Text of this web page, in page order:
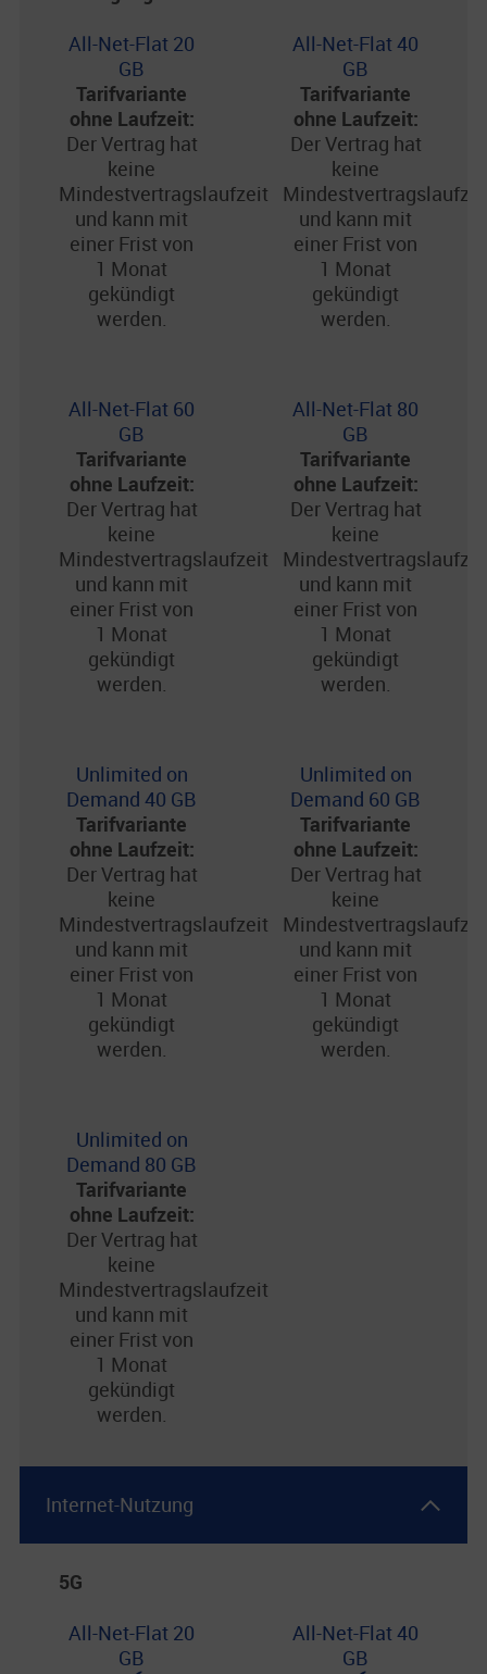
All-Net-Flat 20
GB
Tarifvariante
ohne Laufzeit:
Der Vertrag hat
keine
Mindestvertragslaufzeit
und kann mit
einer Frist von
1 Monat
gekündigt
werden.
All-Net-Flat 40
GB
Tarifvariante
ohne Laufzeit:
Der Vertrag hat
keine
und kann mit
einer Frist von
1 Monat
gekündigt
werden.
All-Net-Flat 60
GB
Tarifvariante
ohne Laufzeit:
Der Vertrag hat
keine
Mindestvertragslaufzeit
und kann mit
einer Frist von
1 Monat
gekündigt
werden.
All-Net-Flat 80
GB
Tarifvariante
ohne Laufzeit:
Der Vertrag hat
keine
und kann mit
einer Frist von
1 Monat
gekündigt
werden.
Unlimited on
Demand 40 GB
Tarifvariante
ohne Laufzeit:
Der Vertrag hat
keine
Mindestvertragslaufzeit
und kann mit
einer Frist von
1 Monat
gekündigt
werden.
Unlimited on
Demand 60 GB
Tarifvariante
ohne Laufzeit:
Der Vertrag hat
keine
und kann mit
einer Frist von
1 Monat
gekündigt
werden.
Unlimited on
Demand 80 GB
Tarifvariante
ohne Laufzeit:
Der Vertrag hat
keine
Mindestvertragslaufzeit
und kann mit
einer Frist von
1 Monat
gekündigt
werden.
Internet-Nutzung
5G
All-Net-Flat 20
GB
All-Net-Flat 40
GB